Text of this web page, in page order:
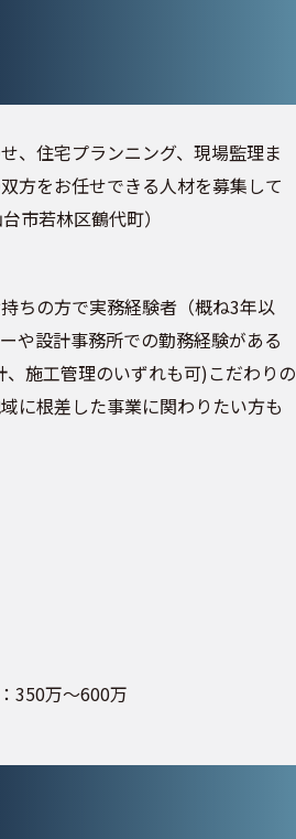
、住宅プランニング、現場監理ま
方をお任せできる人材を募集して
市若林区鶴代町）
ちの方で実務経験者（概ね3年以
や設計事務所での勤務経験がある
施工管理のいずれも可)こだわりの
に根差した事業に関わりたい方も
600万